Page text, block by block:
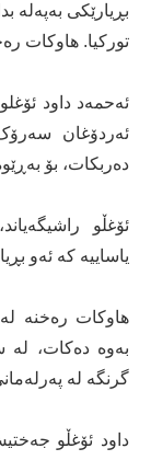
بڕیارێکی بەپەلە
تورکیا. هاوکات
ئەحمەد داود
ئەردۆغان
دەربکات، بۆ
ئۆغڵو
یاساییە کە ئەو
هاوکات رەخنە
بەوە دەکات، لە
گرنگە لە
داود ئۆغڵو